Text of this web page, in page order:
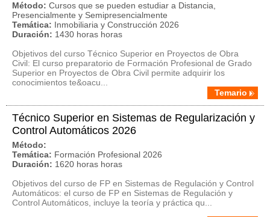
Método: Cursos que se pueden estudiar a Distancia,
Presencialmente y Semipresencialmente
Temática: Inmobiliaria y Construcción 2026
Duración: 1430 horas horas
Objetivos del curso Técnico Superior en Proyectos de Obra
Civil: El curso preparatorio de Formación Profesional de Grado
Superior en Proyectos de Obra Civil permite adquirir los
conocimientos te&oacu...
Temario
Técnico Superior en Sistemas de Regularización y
Control Automáticos 2026
Método:
Temática: Formación Profesional 2026
Duración: 1620 horas horas
Objetivos del curso de FP en Sistemas de Regulación y Control
Automáticos: el curso de FP en Sistemas de Regulación y
Control Automáticos, incluye la teoría y práctica qu...